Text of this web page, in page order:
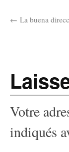
La buena
Votre
indiqués